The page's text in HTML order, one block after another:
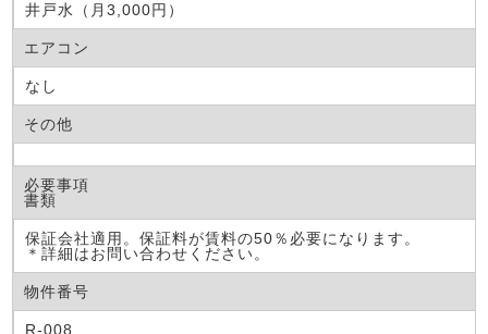
井戸水（月3,000円）
エアコン
なし
その他
必要事項
書類
保証会社適用。保証料が賃料の50％必要になります。
＊詳細はお問い合わせください。
物件番号
R-008